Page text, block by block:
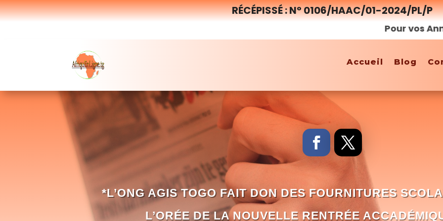
RÉCÉPISSÉ : N° 0106/HAAC/01-2024/PL/P
Pour vos
Accueil Blog
*L’ONG AGIS TOGO FAIT DON DES FOURNITURES
L’ORÉE DE LA NOUVELLE RENTRÉE